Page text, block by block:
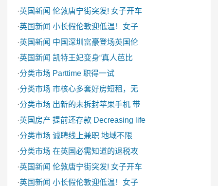
·英国新闻 伦敦唐宁街突发! 女子开车
·英国新闻 小长假伦敦迎低温！女子
·英国新闻 中国深圳富豪登场英国伦
·英国新闻 凯特王妃变身“真人芭比
·分类市场 Parttime 职得一试
·分类市场 市核心多套好房短租，无
·分类市场 出新的未拆封苹果手机 带
·英国房产 提前还存款 Decreasing life
·分类市场 诚聘线上兼职 地域不限
·分类市场 在英国必需知道的退税攻
·英国新闻 伦敦唐宁街突发! 女子开车
·英国新闻 小长假伦敦迎低温！女子